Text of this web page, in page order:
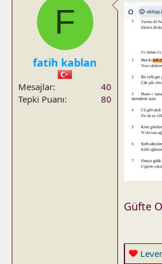
t
i
o
s
:
F
fatih kablan
Mesajlar
40
Tepki Puanı
80
Güfte
R